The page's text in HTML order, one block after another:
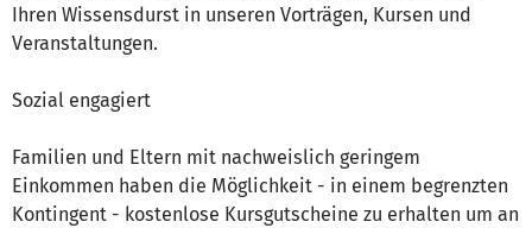
Ihren Wissensdurst in unseren Vorträgen, Kursen und
Veranstaltungen.
Sozial engagiert
Familien und Eltern mit nachweislich geringem
Einkommen haben die Möglichkeit - in einem begrenzten
Kontingent - kostenlose Kursgutscheine zu erhalten um an